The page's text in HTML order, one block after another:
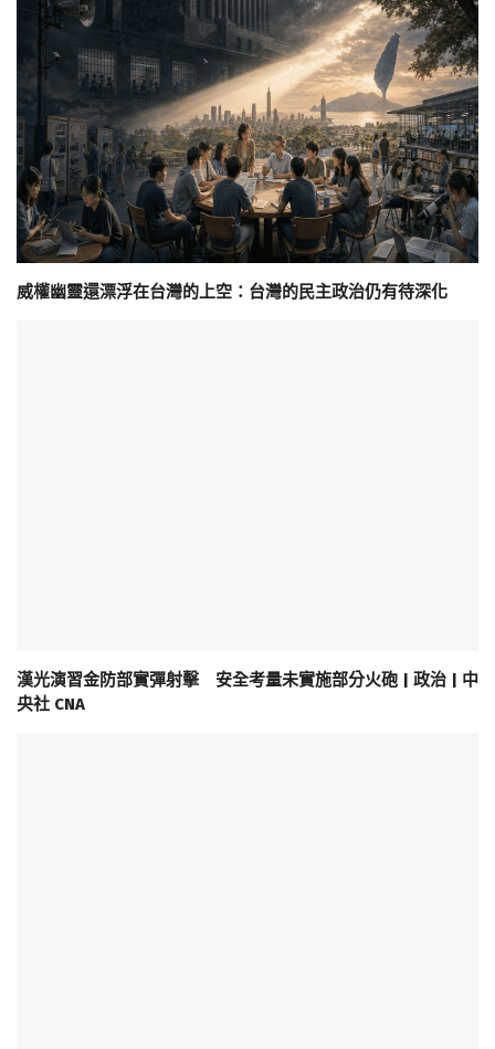
威權幽靈還漂浮在台灣的上空：台灣的民主政治仍有待深化
漢光演習金防部實彈射擊 安全考量未實施部分火砲 | 政治 | 中
央社 CNA